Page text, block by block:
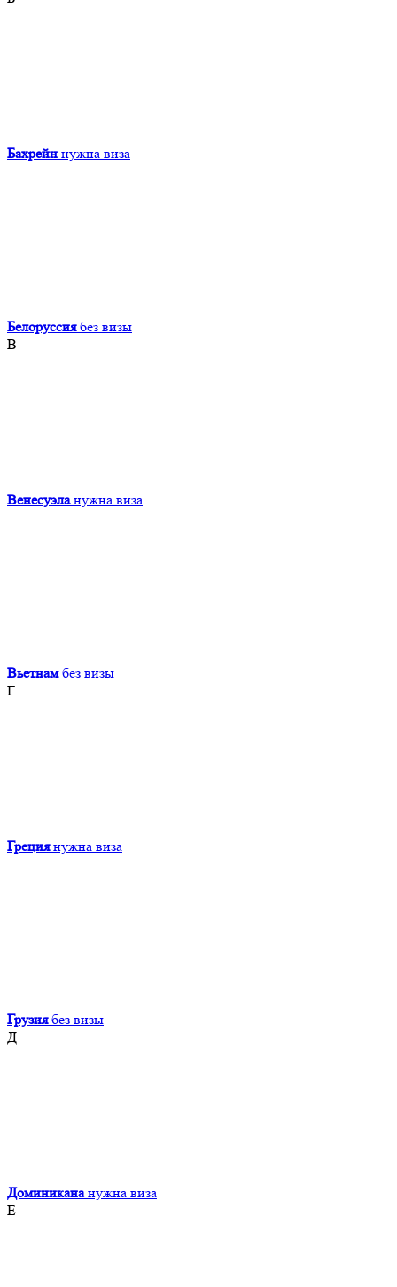
Бахрейн нужна виза
Белоруссия без визы
В
Венесуэла нужна виза
Вьетнам без визы
Г
Греция нужна виза
Грузия без визы
Д
Доминикана нужна виза
Е